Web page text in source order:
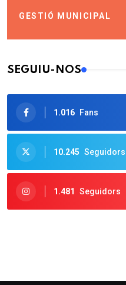
GESTIÓ MUNICIPAL
SEGUIU-NOS
1.016 Fans
10.245 Seguidors
1.481 Seguidors